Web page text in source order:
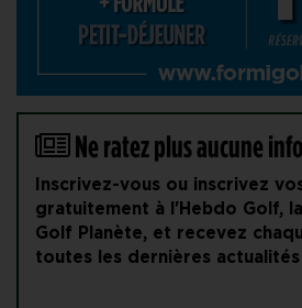
Ne ratez plus aucune
Inscrivez-vous ou inscrivez
gratuitement à l'Hebdo Golf,
Golf Planète, et recevez
toutes les dernières